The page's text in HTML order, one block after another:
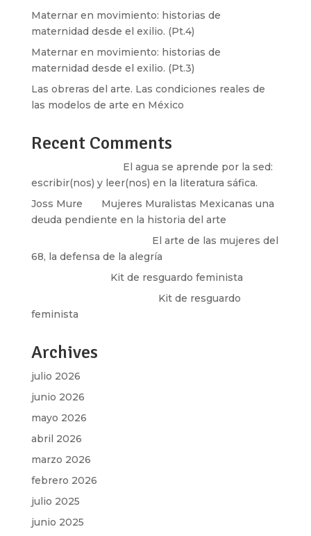
Maternar en movimiento: historias de
maternidad desde el exilio. (Pt.4)
Maternar en movimiento: historias de
maternidad desde el exilio. (Pt.3)
Las obreras del arte. Las condiciones reales de
las modelos de arte en México
Recent Comments
El agua se aprende por la sed:
escribir(nos) y leer(nos) en la literatura sáfica.
Joss Mure
Mujeres Muralistas Mexicanas una
deuda pendiente en la historia del arte
El arte de las mujeres del
68, la defensa de la alegría
Kit de resguardo feminista
Kit de resguardo
feminista
Archives
julio 2026
junio 2026
mayo 2026
abril 2026
marzo 2026
febrero 2026
julio 2025
junio 2025